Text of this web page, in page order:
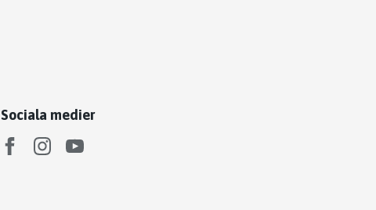
Sociala medier